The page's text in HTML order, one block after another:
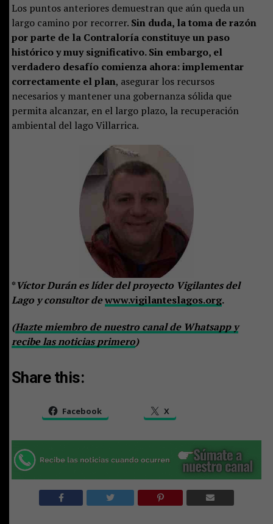
Los puntos anteriores demuestran que aún queda un
largo camino por recorrer. Sin duda, la toma de razón
por parte de la Contraloría constituye un paso
histórico y muy significativo. Sin embargo, el
verdadero desafío comienza ahora: implementar
correctamente el plan, asegurar los recursos
necesarios y mantener una gobernanza sólida que
permita alcanzar, en el largo plazo, la recuperación
ambiental del lago Villarrica.
*Víctor Durán es líder del proyecto Vigilantes del
Lago y consultor dewww.vigilanteslagos.org.
(Hazte miembro de nuestro canal de Whatsapp y
recibe las noticias primero)
Share this:
Facebook X